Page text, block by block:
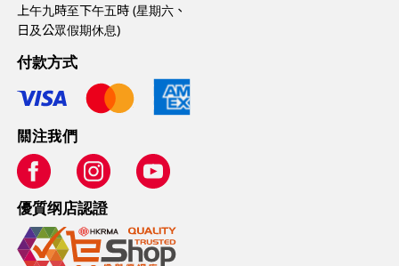
上午九時至下午五時 (星期六、
日及公眾假期休息)
付款方式
關注我們
優質纲店認證